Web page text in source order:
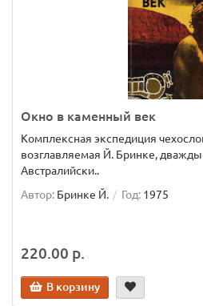
Окно в каменный век
Комплексная экспедиция
возглавляемая Й. Бринке,
Австралийски..
Автор: Бринке Й. Год: 1975
220.00 р.
В корзину